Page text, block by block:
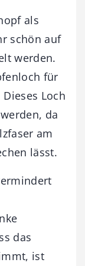
als
schön auf
werden.
für
Loch
da
am
lässt.
das
ist